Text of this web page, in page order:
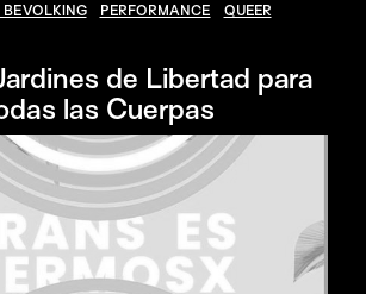
BEVOLKING PERFORMANCE QUEER
de Libertad para
las Cuerpas